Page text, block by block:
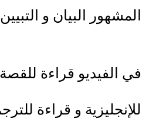
المشهور البيان و
في الفيديو قراءة
للإنجليزية و قراءة